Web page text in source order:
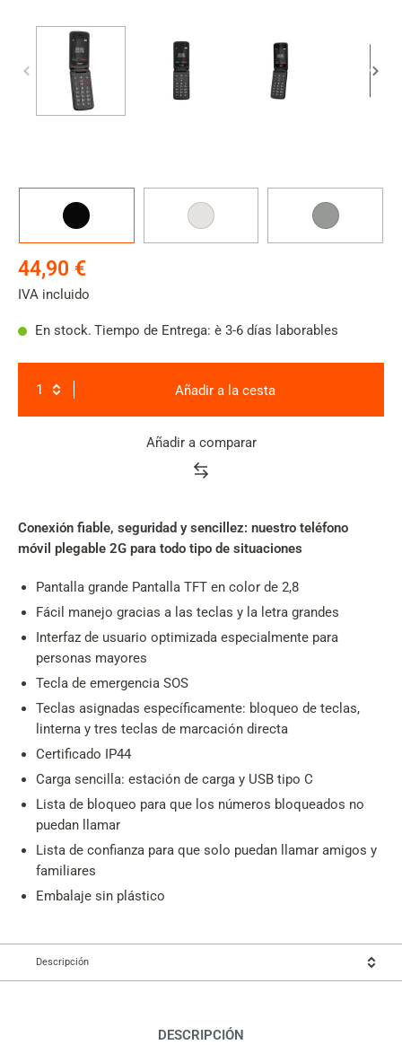
Negro
Pearl-
white
Titanium-
silver
44,90 €
IVA incluido
En stock. Tiempo de Entrega: è 3-6 días laborables
Añadir a la cesta
Añadir a comparar
summary
Conexión fiable, seguridad y sencillez: nuestro teléfono
móvil plegable 2G para todo tipo de situaciones
Pantalla grande Pantalla TFT en color de 2,8
Fácil manejo gracias a las teclas y la letra grandes
Interfaz de usuario optimizada especialmente para
personas mayores
Tecla de emergencia SOS
Teclas asignadas específicamente: bloqueo de teclas,
linterna y tres teclas de marcación directa
Certificado IP44
Carga sencilla: estación de carga y USB tipo C
Lista de bloqueo para que los números bloqueados no
puedan llamar
Lista de confianza para que solo puedan llamar amigos y
familiares
Embalaje sin plástico
Descripción
DESCRIPCIÓN